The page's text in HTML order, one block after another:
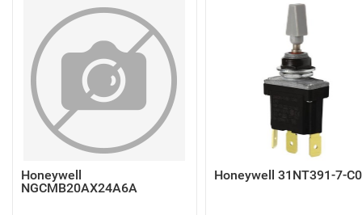
Honeywell
NGCMB20AX24A6A
Honeywell 31NT391-7-